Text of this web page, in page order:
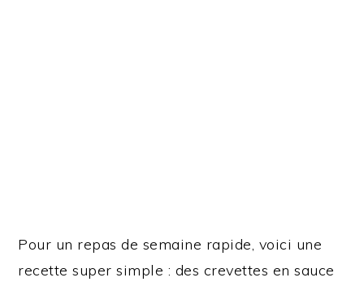
Pour un repas de semaine rapide, voici une
recette super simple : des crevettes en sauce